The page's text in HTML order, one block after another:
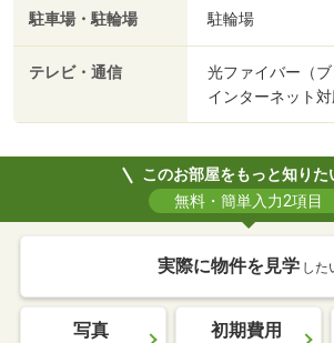
駐車場・駐輪場 駐輪場
テレビ・通信
光ファイバー（ブ
インターネット
このお部屋をもっと知りた
無料・簡単入力2項目
実際に物件を見学 した
写真 初期費用